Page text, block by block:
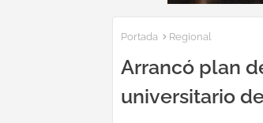
Portada Regional
Arrancó plan
universitario